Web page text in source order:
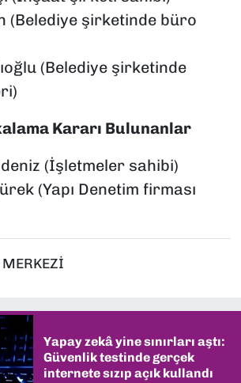
(Belediye şirketinde büro
(Belediye şirketinde
Kararı Bulunanlar
(İşletmeler sahibi)
(Yapı Denetim firması
MERKEZİ
Yapay zekâ yine sınırları aştı:
Güvenlik testinde gerçek
internete sızıp açık kullandı